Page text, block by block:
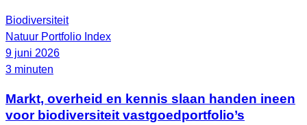
Biodiversiteit
Natuur Portfolio Index
9 juni 2026
3 minuten
Markt, overheid en kennis slaan handen ineen
voor biodiversiteit vastgoedportfolio’s